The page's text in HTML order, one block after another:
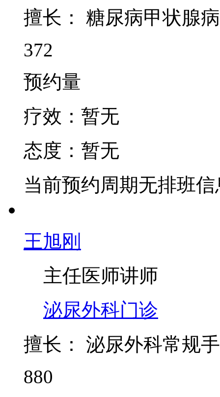
擅长：
糖尿病甲状腺
372
预约量
疗效： 暂无
态度： 暂无
当前预约周期无排班信
王旭刚
主任医师讲师
泌尿外科门诊
擅长：
泌尿外科常规
880